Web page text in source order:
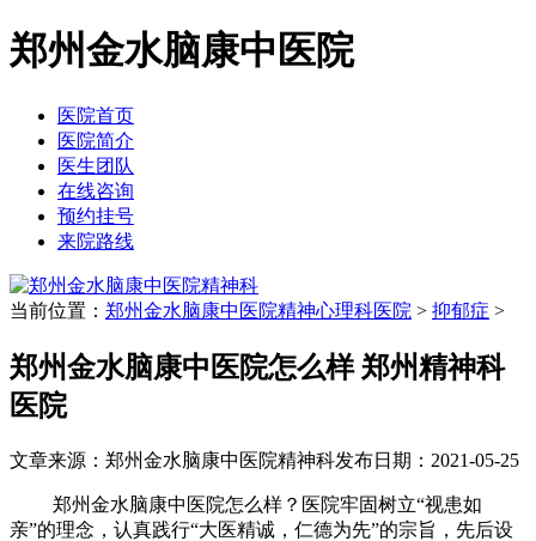
郑州金水脑康中医院
医院首页
医院简介
医生团队
在线咨询
预约挂号
来院路线
当前位置： 郑州金水脑康中医院精神心理科医院 > 抑郁症 >
郑州金水脑康中医院怎么样 郑州精神科
医院
文章来源：郑州金水脑康中医院精神科发布日期：2021-05-25
郑州金水脑康中医院怎么样？医院牢固树立“视患如
亲”的理念，认真践行“大医精诚，仁德为先”的宗旨，先后设